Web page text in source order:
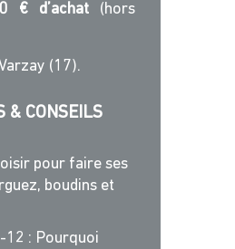
€ d’achat (hors
(17).
& CONSEILS
pour faire ses
boudins et
12 : Pourquoi